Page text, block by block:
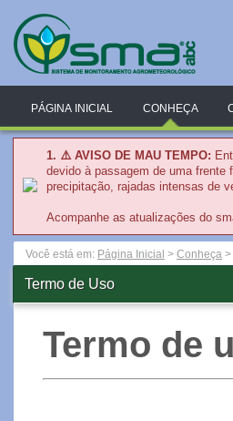
PÁGINA INICIAL CONHEÇA
1. ⚠️ AVISO DE MAU TEMPO:
devido à passagem de uma frente
precipitação, rajadas intensas de
Acompanhe as atualizações do
Você está em: Página Inicial > Conheça >
Termo de Uso
Termo de